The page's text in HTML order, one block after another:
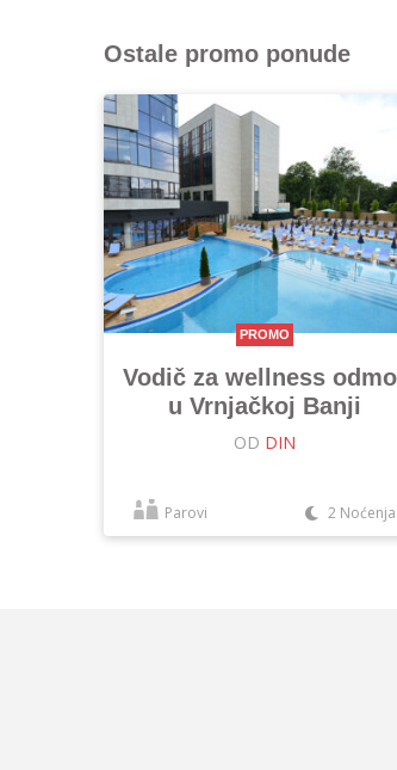
Ostale promo ponude
PROMO
Vodič za wellness
u Vrnjačkoj Banji
OD DIN
Parovi 2 Noćenja